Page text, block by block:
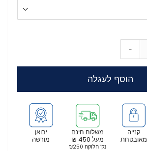
-
הוסף לעגלה
יבואן
מורשה
משלוח חינם
מעל 450 ₪
נק’ חלוקה ₪250
קנייה
מאובטחת